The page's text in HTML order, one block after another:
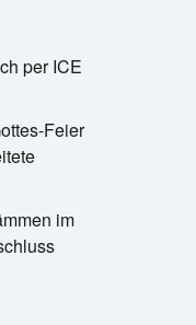
per ICE
Feier
im